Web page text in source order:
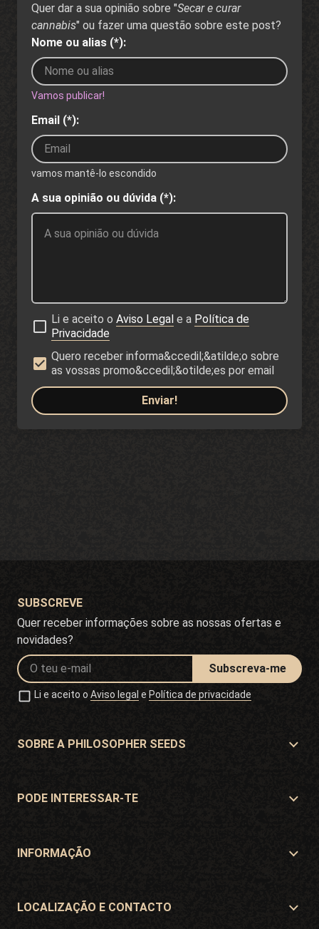
Quer dar a sua opinião sobre "Secar e curar
cannabis" ou fazer uma questão sobre este post?
Nome ou alias (*):
Vamos publicar!
Email (*):
vamos mantê-lo escondido
A sua opinião ou dúvida (*):
Li e aceito o Aviso Legale a Política de
Privacidade
Quero receber informa&ccedil;&atilde;o sobre
as vossas promo&ccedil;&otilde;es por email
Enviar!
SUBSCREVE
Quer receber informações sobre as nossas ofertas e
novidades?
Subscreva-me
Li e aceito oAviso legal e Política de privacidade
SOBRE A PHILOSOPHER SEEDS
Localização e Contacto
PODE INTERESSAR-TE
Ofertas
INFORMAÇÃO
Garantia e devoluções
LOCALIZAÇÃO E CONTACTO